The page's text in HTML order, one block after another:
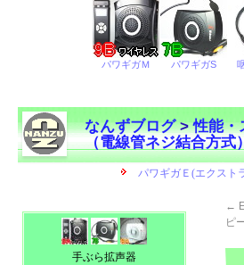
なんずブログ>性能・
（電線管ネジ結合方式）
←
ピ
手ぶら拡声器